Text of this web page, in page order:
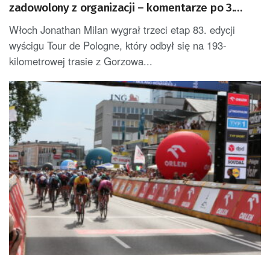
zadowolony z organizacji – komentarze po 3.
etapie Tour de Pologne
Włoch Jonathan Milan wygrał trzeci etap 83. edycji
wyścigu Tour de Pologne, który odbył się na 193-
kilometrowej trasie z Gorzowa...